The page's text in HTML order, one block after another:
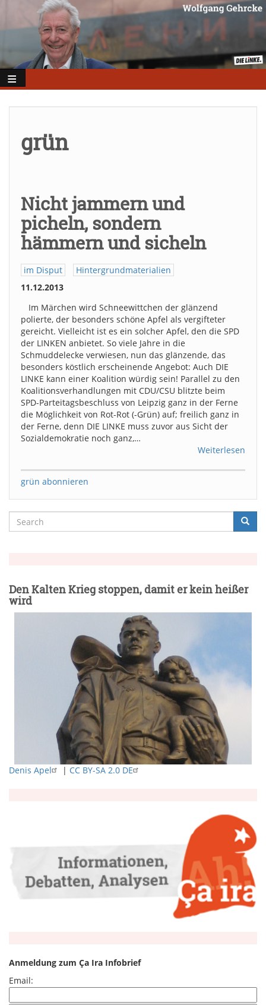
Inhalt
grün
Nicht jammern und
picheln, sondern
hämmern und sicheln
im Disput
Hintergrundmaterialien
11.12.2013
Im Märchen wird Schneewittchen der glänzend
polierte, der besonders schöne Apfel als vergifteter
gereicht. Vielleicht ist es ein solcher Apfel, den die SPD
der LINKEN anbietet. So viele Jahre in die
Schmuddelecke verwiesen, nun das glänzende, das
besonders köstlich erscheinende Angebot: Auch DIE
LINKE kann einer Koalition würdig sein! Parallel zu den
Koalitionsverhandlungen mit CDU/CSU blitzte beim
SPD-Parteitagsbeschluss von Leipzig ganz in der Ferne
die Möglichkeit von Rot-Rot (-Grün) auf; freilich ganz in
der Ferne, denn DIE LINKE muss zuvor aus Sicht der
Sozialdemokratie noch ganz,…
Weiterlesen
grün abonnieren
Suche
Search
Den Kalten Krieg stoppen, damit er kein heißer
wird
Denis Apel | CC BY-SA 2.0 DE
Anmeldung zum Ça Ira Infobrief
Email: